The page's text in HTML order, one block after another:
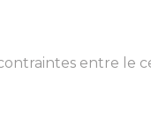
entre le